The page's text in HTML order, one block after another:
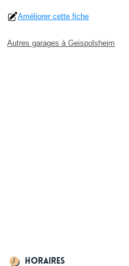
Améliorer cette fiche
Autres garages à Geispolsheim
Horaires